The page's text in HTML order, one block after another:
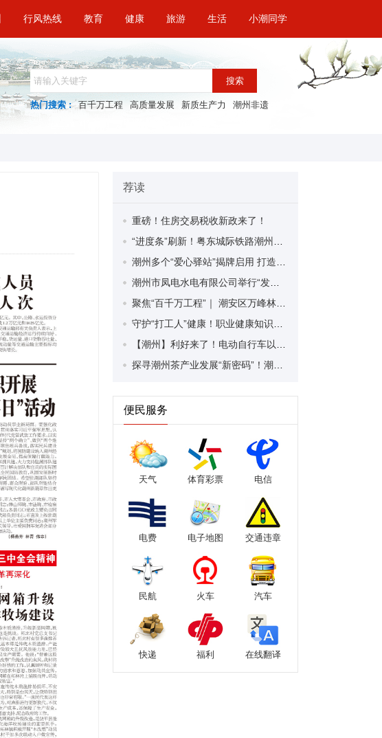
行风热线 教育 健康 旅游 生活 小潮同学
搜索
热门搜索 : 百千万工程 高质量发展 新质生产力 潮州非遗
荐读
重磅！住房交易税收新政来了！
便民服务
天气 体育彩票 电信
电费 电子地图 交通违章
民航 火车 汽车
快递 福利 在线翻译